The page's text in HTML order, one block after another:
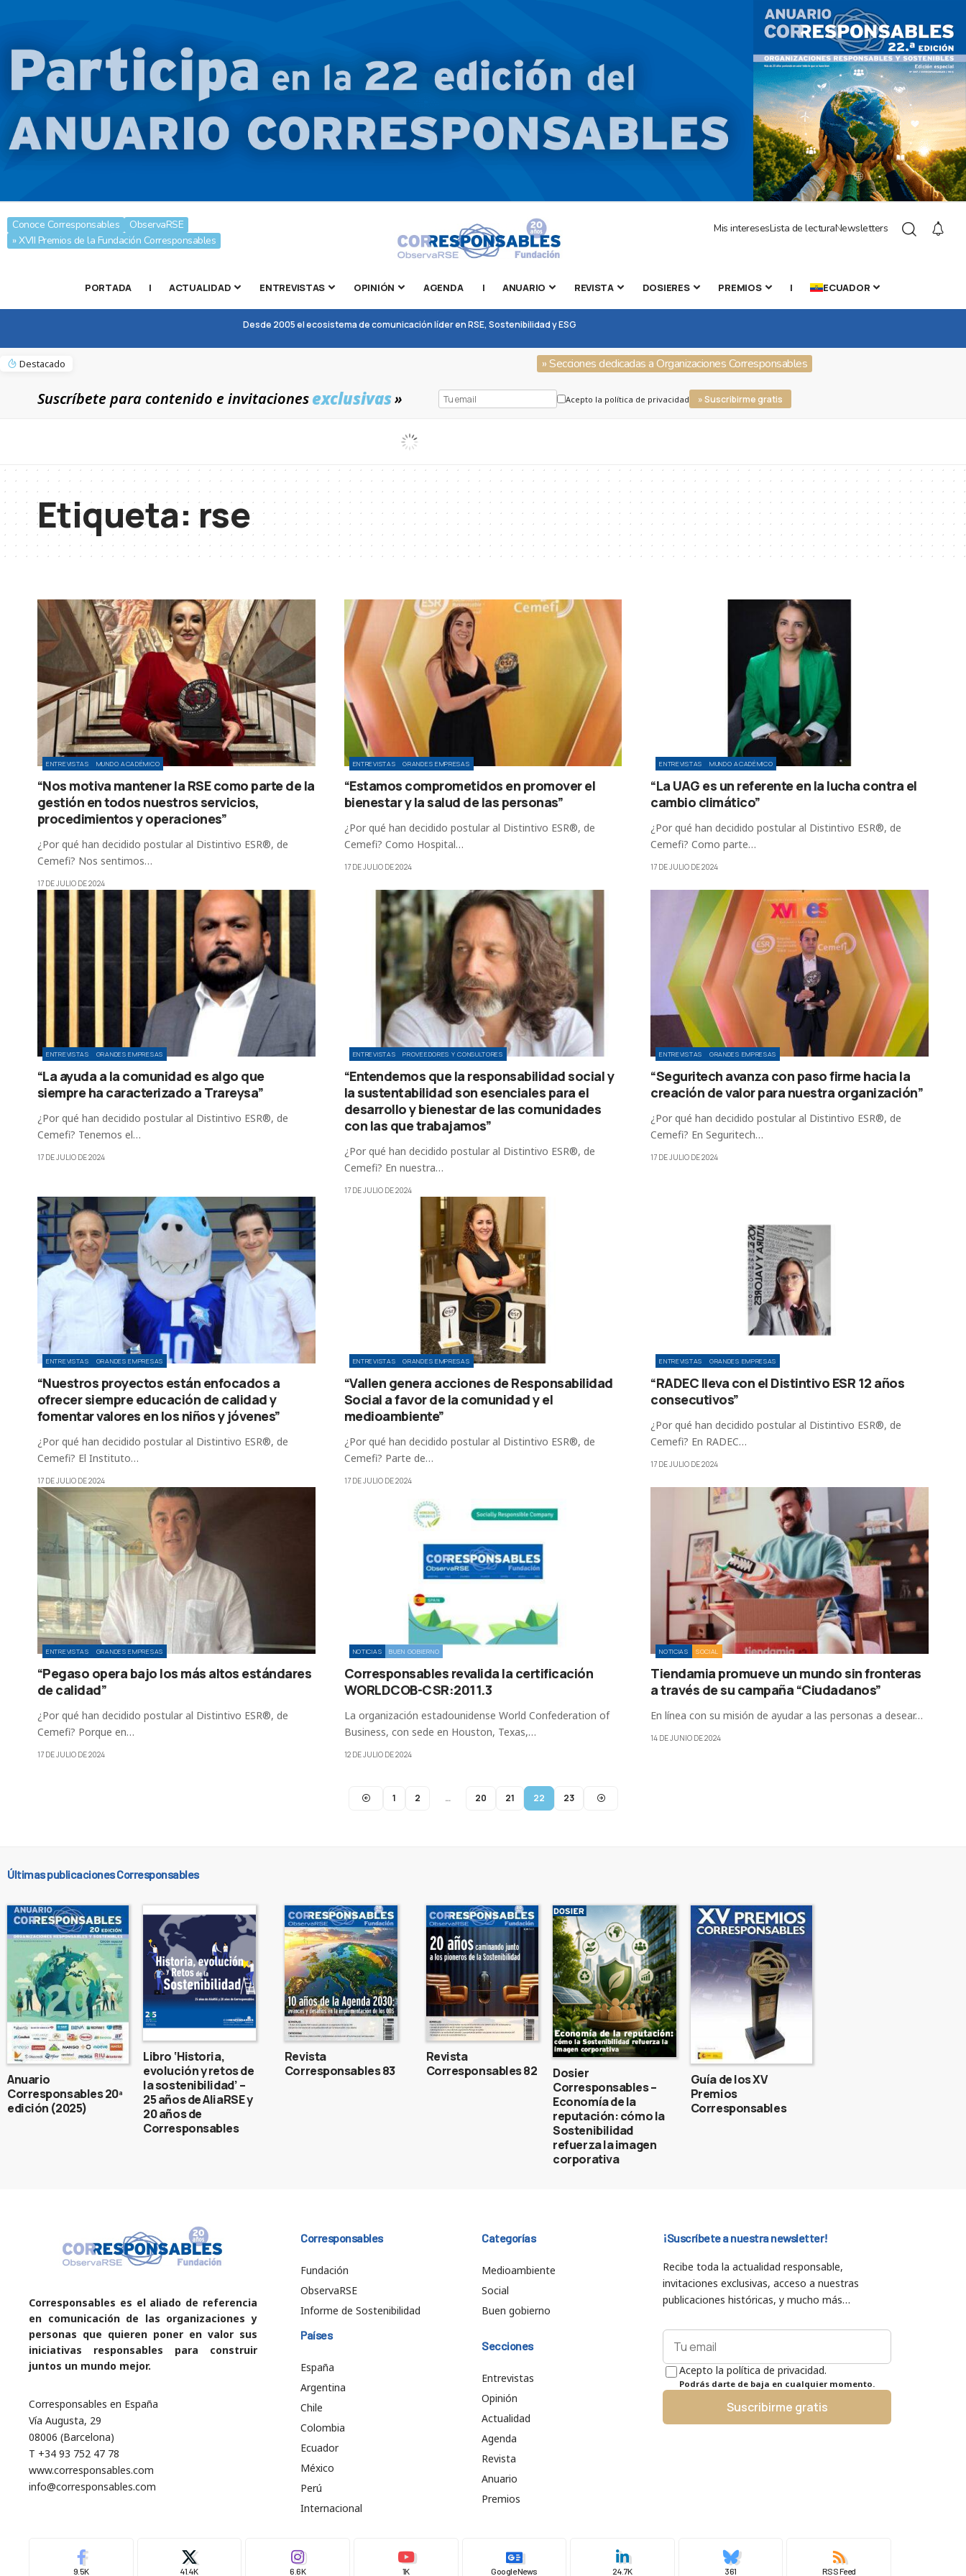
Conoce Corresponsables
ObservaRSE
» XVII Premios de la Fundación Corresponsables
Mis interesesLista de lecturaNewsletters
PORTADA | ACTUALIDAD ENTREVISTAS OPINIÓN AGENDA | ANUARIO REVISTA DOSIERES PREMIOS | ECUADOR
Desde 2005 el ecosistema de comunicación líder en RSE, Sostenibilidad y ESG
Destacado » Secciones dedicadas a Organizaciones Corresponsables
Suscríbete para contenido e invitacionesexclusivas» Acepto la política de privacidad » Suscribirme gratis
Etiqueta: rse
ENTREVISTAS MUNDO ACADÉMICO
“Nos motiva mantener la RSE como parte de la
gestión en todos nuestros servicios,
procedimientos y operaciones”
¿Por qué han decidido postular al Distintivo ESR®, de
Cemefi? Nos sentimos…
17 DE JULIO DE 2024
ENTREVISTAS GRANDES EMPRESAS
“Estamos comprometidos en promover el
bienestar y la salud de las personas”
¿Por qué han decidido postular al Distintivo ESR®, de
Cemefi? Como Hospital…
17 DE JULIO DE 2024
ENTREVISTAS MUNDO ACADÉMICO
“La UAG es un referente en la lucha contra el
cambio climático”
¿Por qué han decidido postular al Distintivo ESR®, de
Cemefi? Como parte…
17 DE JULIO DE 2024
ENTREVISTAS GRANDES EMPRESAS
“La ayuda a la comunidad es algo que
siempre ha caracterizado a Trareysa”
¿Por qué han decidido postular al Distintivo ESR®, de
Cemefi? Tenemos el…
17 DE JULIO DE 2024
ENTREVISTAS PROVEEDORES Y CONSULTORES
“Entendemos que la responsabilidad social y
la sustentabilidad son esenciales para el
desarrollo y bienestar de las comunidades
con las que trabajamos”
¿Por qué han decidido postular al Distintivo ESR®, de
Cemefi? En nuestra…
17 DE JULIO DE 2024
ENTREVISTAS GRANDES EMPRESAS
“Seguritech avanza con paso firme hacia la
creación de valor para nuestra organización”
¿Por qué han decidido postular al Distintivo ESR®, de
Cemefi? En Seguritech…
17 DE JULIO DE 2024
ENTREVISTAS GRANDES EMPRESAS
“Nuestros proyectos están enfocados a
ofrecer siempre educación de calidad y
fomentar valores en los niños y jóvenes”
¿Por qué han decidido postular al Distintivo ESR®, de
Cemefi? El Instituto…
17 DE JULIO DE 2024
ENTREVISTAS GRANDES EMPRESAS
“Vallen genera acciones de Responsabilidad
Social a favor de la comunidad y el
medioambiente”
¿Por qué han decidido postular al Distintivo ESR®, de
Cemefi? Parte de…
17 DE JULIO DE 2024
ENTREVISTAS GRANDES EMPRESAS
“RADEC lleva con el Distintivo ESR 12 años
consecutivos”
¿Por qué han decidido postular al Distintivo ESR®, de
Cemefi? En RADEC…
17 DE JULIO DE 2024
ENTREVISTAS GRANDES EMPRESAS
“Pegaso opera bajo los más altos estándares
de calidad”
¿Por qué han decidido postular al Distintivo ESR®, de
Cemefi? Porque en…
17 DE JULIO DE 2024
NOTICIAS BUEN GOBIERNO
Corresponsables revalida la certificación
WORLDCOB-CSR:2011.3
La organización estadounidense World Confederation of
Business, con sede en Houston, Texas,…
12 DE JULIO DE 2024
NOTICIAS SOCIAL
Tiendamia promueve un mundo sin fronteras
a través de su campaña “Ciudadanos”
En línea con su misión de ayudar a las personas a desear…
14 DE JUNIO DE 2024
1 2 … 20 21 22 23
Últimas publicaciones Corresponsables
Anuario
Corresponsables 20ª
edición (2025)
Libro ‘Historia,
evolución y retos de
la sostenibilidad’ –
25 años de AliaRSE y
20 años de
Corresponsables
Revista
Corresponsables 83
Revista
Corresponsables 82
Dosier
Corresponsables –
Economía de la
reputación: cómo la
Sostenibilidad
refuerza la imagen
corporativa
Guía de los XV
Premios
Corresponsables
Corresponsables es el aliado de referencia
en comunicación de las organizaciones y
personas que quieren poner en valor sus
iniciativas responsables para construir
juntos un mundo mejor.
Corresponsables en España
Vía Augusta, 29
08006 (Barcelona)
T +34 93 752 47 78
www.corresponsables.com
info@corresponsables.com
Corresponsables
Fundación
ObservaRSE
Informe de Sostenibilidad
Países
España
Argentina
Chile
Colombia
Ecuador
México
Perú
Internacional
Categorías
Medioambiente
Social
Buen gobierno
Secciones
Entrevistas
Opinión
Actualidad
Agenda
Revista
Anuario
Premios
¡Suscríbete a nuestra newsletter!
Recibe toda la actualidad responsable,
invitaciones exclusivas, acceso a nuestras
publicaciones históricas, y mucho más…
Acepto la política de privacidad.
Podrás darte de baja en cualquier momento.
Suscribirme gratis
9.5K 41.4K 6.6K 1K Google News 24.7K 361 RSS Feed